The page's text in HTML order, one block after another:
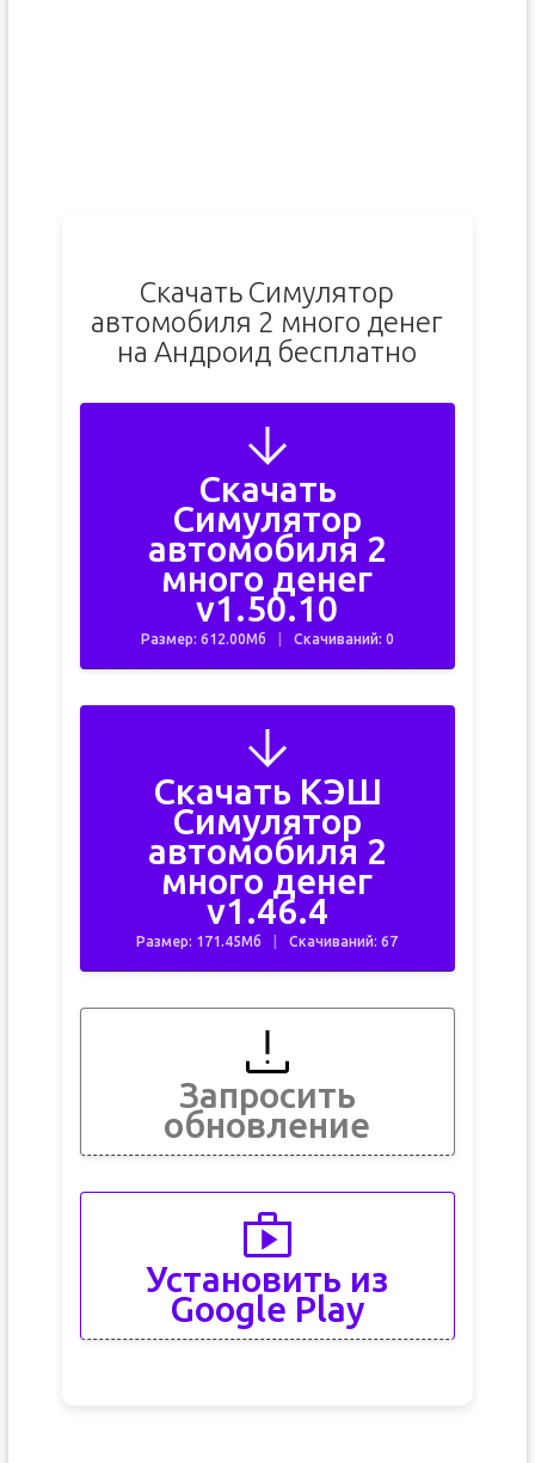
Скачать Симулятор
автомобиля 2 много денег
на Андроид бесплатно
Скачать
Симулятор
автомобиля 2
много денег
v1.50.10
Размер: 612.00Мб Скачиваний: 0
Скачать КЭШ
Симулятор
автомобиля 2
много денег
v1.46.4
Размер: 171.45Мб Скачиваний: 67
Запросить
обновление
Установить из
Google Play